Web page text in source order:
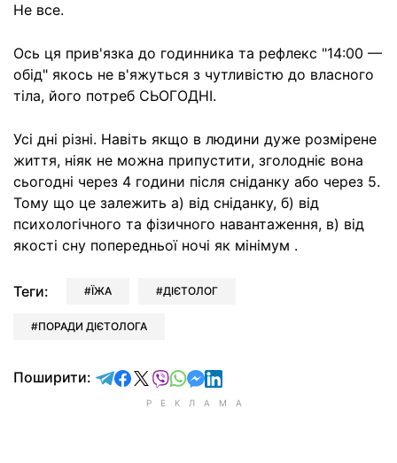
Не все.
Ось ця прив'язка до годинника та рефлекс "14:00 —
обід" якось не в'яжуться з чутливістю до власного
тіла, його потреб СЬОГОДНІ.
Усі дні різні. Навіть якщо в людини дуже розмірене
життя, ніяк не можна припустити, зголодніє вона
сьогодні через 4 години після сніданку або через 5.
Тому що це залежить а) від сніданку, б) від
психологічного та фізичного навантаження, в) від
якості сну попередньої ночі як мінімум .
Теги: ЇЖА ДІЄТОЛОГ
ПОРАДИ ДІЄТОЛОГА
Поширити: відправити у Telegram
поділитись у Facebook
поділитись у X
відправити у Viber
відправити у Whatsapp
відправити у Messenger
відправити у LinkedIn